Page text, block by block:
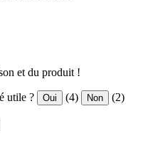
et du produit !
utile ? Oui (4) Non (2)